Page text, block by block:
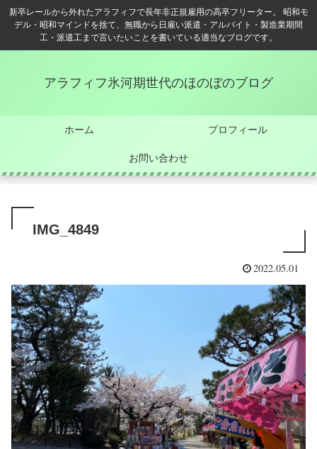
新卒レールから外れたアラフィフで長年非正規雇用の高卒フリーター。 昭和モ
デル・昭和マインドを捨て、無職から日雇い派遣・アルバイト・製造業期間
工・派遣工まで言いたいことを書いている適当なブログです。
アラフィフ氷河期世代のほのぼのブログ
ホーム プロフィール
お問い合わせ
IMG_4849
2022.05.01